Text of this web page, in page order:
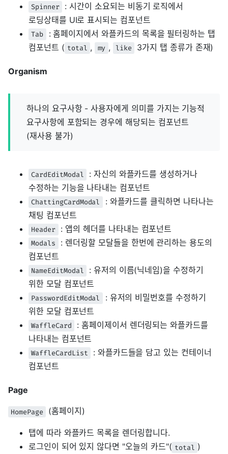
Spinner
: 시간이 소요되는 비동기 로직에서
로딩상태를 UI로 표시되는 컴포넌트
Tab
: 홈페이지에서 와플카드의 목록을 필터링하는 탭
컴포넌트 ( total , my , like 3가지 탭 종류가 존재)
Organism
하나의 요구사항 - 사용자에게 의미를 가지는 기능적
요구사항에 포함되는 경우에 해당되는 컴포넌트
(재사용 불가)
CardEditModal
: 자신의 와플카드를 생성하거나
수정하는 기능을 나타내는 컴포넌트
ChattingCardModal
: 와플카드를 클릭하면 나타나는
채팅 컴포넌트
Header : 앱의 헤더를 나타내는 컴포넌트
Modals
: 렌더링할 모달들을 한번에 관리하는 용도의
컴포넌트
NameEditModal
: 유저의 이름(닉네임)을 수정하기
위한 모달 컴포넌트
PasswordEditModal
: 유저의 비밀번호를 수정하기
위한 모달 컴포넌트
WaffleCard
: 홈페이제이서 렌더링되는 와플카드를
나타내는 컴포넌트
WaffleCardList
: 와플카드들을 담고 있는 컨테이너
컴포넌트
Page
HomePage (홈페이지)
탭에 따라 와플카드 목록을 렌더링합니다.
로그인이 되어 있지 않다면 "오늘의 카드"( total )